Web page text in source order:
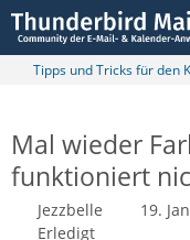
Tipps und Tricks für den
Mal wieder
funktioniert
Jezzbelle 19.
Erledigt